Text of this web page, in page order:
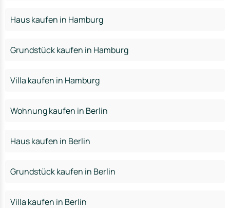
Haus kaufen in Hamburg
Grundstück kaufen in Hamburg
Villa kaufen in Hamburg
Wohnung kaufen in Berlin
Haus kaufen in Berlin
Grundstück kaufen in Berlin
Villa kaufen in Berlin